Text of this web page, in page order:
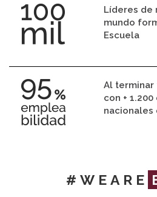
Líderes de
mundo
Escuela
Al terminar
con +
nacionales
#WEARE